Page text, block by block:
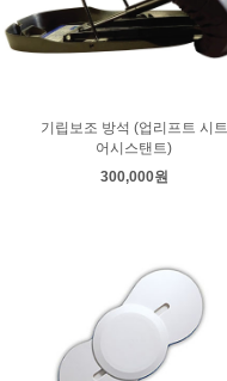
기립보조 방석 (업리프트 시트
어시스탠트)
300,000원